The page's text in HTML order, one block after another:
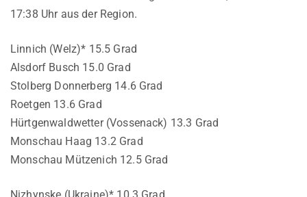
17:38 Uhr aus der Region.
Linnich (Welz)* 15.5 Grad
Alsdorf Busch 15.0 Grad
Stolberg Donnerberg 14.6 Grad
Roetgen 13.6 Grad
Hürtgenwaldwetter (Vossenack) 13.3 Grad
Monschau Haag 13.2 Grad
Monschau Mützenich 12.5 Grad
Nizhynske (Ukraine)* 10.3 Grad